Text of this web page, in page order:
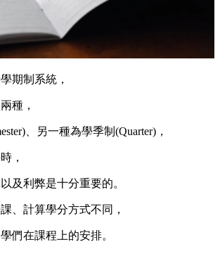
期制系統，
種，
、另一種為學季制(Quarter)，
，
及利弊是十分重要的。
、計算學分方式不同，
們在課程上的安排。